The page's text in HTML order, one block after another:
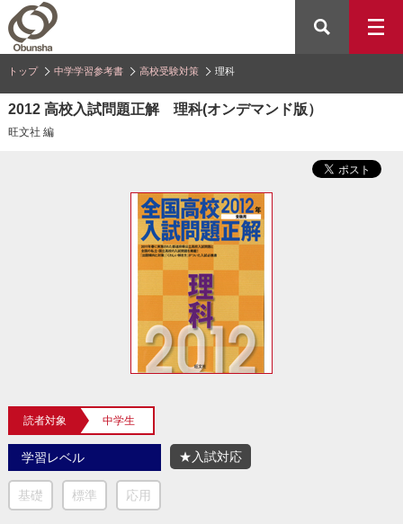
トップ 中学学習参考書 高校受験対策 理科
2012 高校入試問題正解 理科(オンデマンド版）
旺文社 編
読者対象 中学生
学習レベル
基礎 標準 応用
★入試対応